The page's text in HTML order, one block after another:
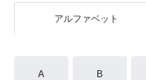
アルファベット
A B